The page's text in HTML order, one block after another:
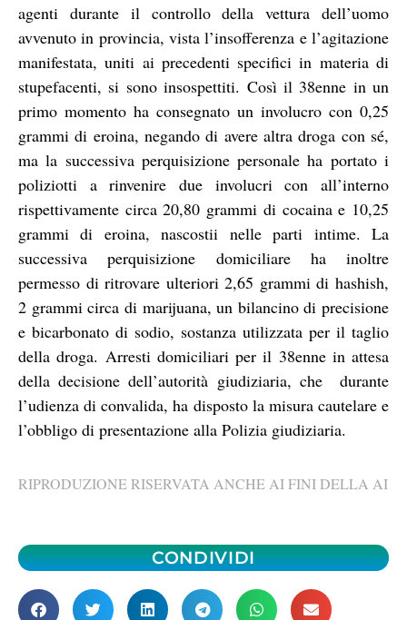
agenti durante il controllo della vettura dell’uomo
avvenuto in provincia, vista l’insofferenza e l’agitazione
manifestata, uniti ai precedenti specifici in materia di
stupefacenti, si sono insospettiti. Così il 38enne in un
primo momento ha consegnato un involucro con 0,25
grammi di eroina, negando di avere altra droga con sé,
ma la successiva perquisizione personale ha portato i
poliziotti a rinvenire due involucri con all’interno
rispettivamente circa 20,80 grammi di cocaina e 10,25
grammi di eroina, nascostii nelle parti intime. La
successiva perquisizione domiciliare ha inoltre
permesso di ritrovare ulteriori 2,65 grammi di hashish,
2 grammi circa di marijuana, un bilancino di precisione
e bicarbonato di sodio, sostanza utilizzata per il taglio
della droga. Arresti domiciliari per il 38enne in attesa
della decisione dell’autorità giudiziaria, che
durante
l’udienza di convalida, ha disposto la misura cautelare e
l’obbligo di presentazione alla Polizia giudiziaria.
RIPRODUZIONE RISERVATA ANCHE AI FINI DELLA AI
CONDIVIDI